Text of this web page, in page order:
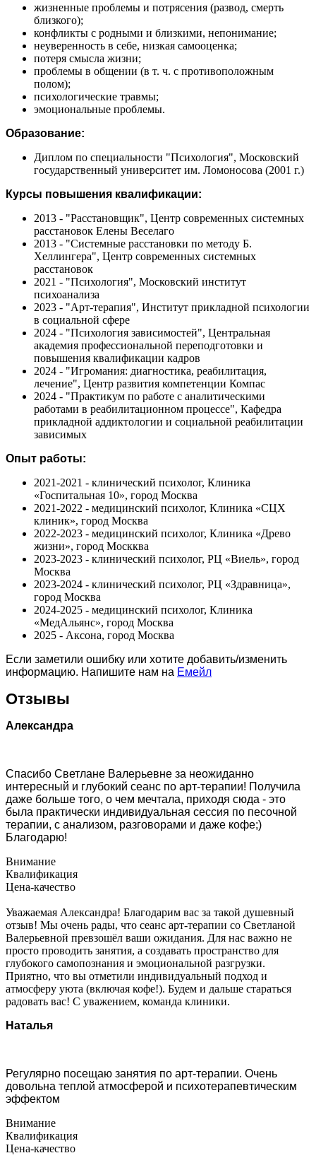
жизненные проблемы и потрясения (развод, смерть
близкого);
конфликты с родными и близкими, непонимание;
неуверенность в себе, низкая самооценка;
потеря смысла жизни;
проблемы в общении (в т. ч. с противоположным
полом);
психологические травмы;
эмоциональные проблемы.
Образование:
Диплом по специальности "Психология", Московский
государственный университет им. Ломоносова (2001 г.)
Курсы повышения квалификации:
2013 - "Расстановщик", Центр современных системных
расстановок Елены Веселаго
2013 - "Системные расстановки по методу Б.
Хеллингера", Центр современных системных
расстановок
2021 - "Психология", Московский институт
психоанализа
2023 - "Арт-терапия", Институт прикладной психологии
в социальной сфере
2024 - "Психология зависимостей", Центральная
академия профессиональной переподготовки и
повышения квалификации кадров
2024 - "Игромания: диагностика, реабилитация,
лечение", Центр развития компетенции Компас
2024 - "Практикум по работе с аналитическими
работами в реабилитационном процессе", Кафедра
прикладной аддиктологии и социальной реабилитации
зависимых
Опыт работы:
2021-2021 - клинический психолог, Клиника
«Госпитальная 10», город Москва
2021-2022 - медицинский психолог, Клиника «СЦХ
клиник», город Москва
2022-2023 - медицинский психолог, Клиника «Древо
жизни», город Москква
2023-2023 - клинический психолог, РЦ «Виель», город
Москва
2023-2024 - клинический психолог, РЦ «Здравница»,
город Москва
2024-2025 - медицинский психолог, Клиника
«МедАльянс», город Москва
2025 - Аксона, город Москва
Если заметили ошибку или хотите добавить/изменить
информацию. Напишите нам на Емейл
Отзывы
Александра
Спасибо Светлане Валерьевне за неожиданно
интересный и глубокий сеанс по арт-терапии! Получила
даже больше того, о чем мечтала, приходя сюда - это
была практически индивидуальная сессия по песочной
терапии, с анализом, разговорами и даже кофе;)
Благодарю!
Внимание
Квалификация
Цена-качество
Уважаемая Александра! Благодарим вас за такой душевный
отзыв! Мы очень рады, что сеанс арт‑терапии со Светланой
Валерьевной превзошёл ваши ожидания. Для нас важно не
просто проводить занятия, а создавать пространство для
глубокого самопознания и эмоциональной разгрузки.
Приятно, что вы отметили индивидуальный подход и
атмосферу уюта (включая кофе!). Будем и дальше стараться
радовать вас! С уважением, команда клиники.
Наталья
Регулярно посещаю занятия по арт-терапии. Очень
довольна теплой атмосферой и психотерапевтическим
эффектом
Внимание
Квалификация
Цена-качество